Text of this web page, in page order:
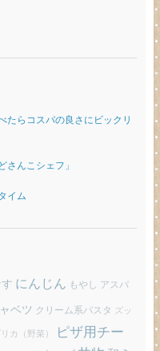
たらコスパの良さにビックリ
んこシェフ」
イム
にんじん もやし アスパ
ベツ クリーム系パスタ ズッ
カ（野菜）
ピザ用チー